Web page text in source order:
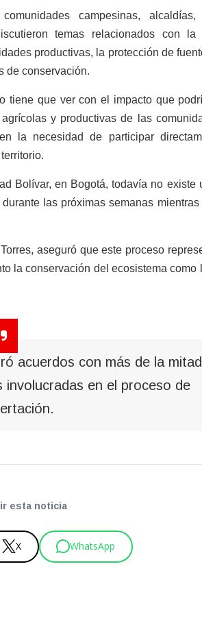
campesinas, alcaldías,
temas relacionados con la
productivas, la protección de
de conservación.
tiene que ver con el impacto que
y productivas de las
la necesidad de participar
Bolívar, en Bogotá, todavía no existe
las próximas semanas
aseguró que este proceso
la conservación del ecosistema como
acuerdos con más de la
involucradas en el proceso de
esta noticia
X WhatsApp